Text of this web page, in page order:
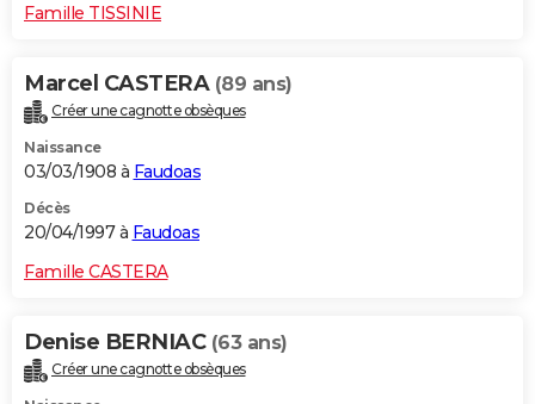
Famille TISSINIE
Marcel CASTERA (89 ans)
Créer une cagnotte obsèques
Naissance
03/03/1908 à Faudoas
Décès
20/04/1997 à Faudoas
Famille CASTERA
Denise BERNIAC (63 ans)
Créer une cagnotte obsèques